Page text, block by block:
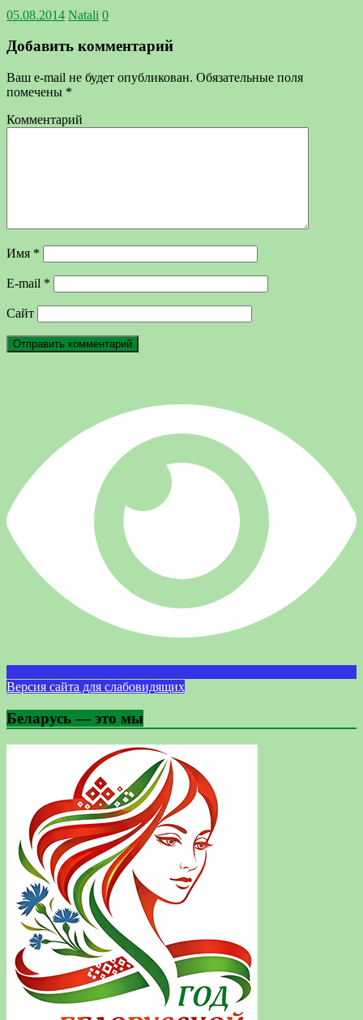
05.08.2014 Natali 0
Добавить комментарий
Ваш e-mail не будет опубликован. Обязательные поля
помечены *
Комментарий
Имя *
E-mail *
Сайт
Версия сайта для слабовидящих
Беларусь — это мы